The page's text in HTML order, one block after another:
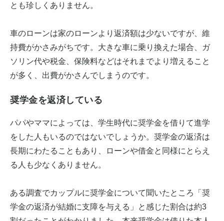
とも珍しくありません。
車のローンは家のローンより返済額は少ないですが、維
持費がかさみがちです。大きな車に乗り換えた場合、ガ
ソリン代や税金、保険料などはそれまでより増えること
が多く、出費がかさんでしまうのです。
奨学金を返済している
パパやママによっては、学生時代に奨学金を借りて進学
をした人もいるのではないでしょうか。奨学金の返済は
長期にわたることもあり、ローンや借金と同様にとらえ
る人も少なくありません。
ある調査でカップルに奨学金について聞いたところ「奨
学金の返済が結婚に支障を与える」と感じた割合は約3